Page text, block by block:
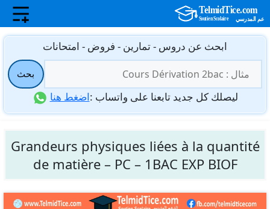
انتقل
المحتوى
ابحث عن دروس - تمارين - فروض - امتحانات
عن:
بحث
ليصلك كل جديد تابعنا على واتساب :اضغط هنا
Grandeurs physiques liées à la quantité
de matière – PC – 1BAC EXP BIOF